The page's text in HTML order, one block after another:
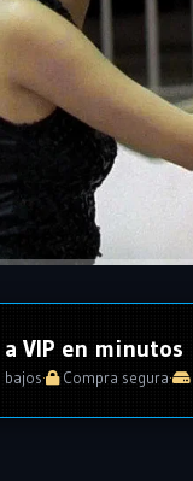
a VIP en minutos
bajos· Compra segura·